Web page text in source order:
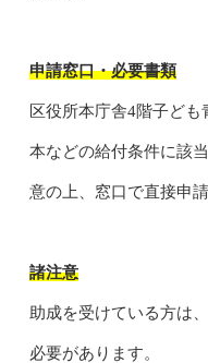
申請窓口・必要書類
区役所本庁舎4階子ど
本などの給付条件に該
意の上、窓口で直接申請
諸注意
助成を受けている方は
必要があります。